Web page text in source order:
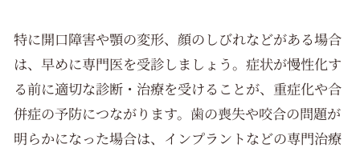
特に開口障害や顎の変形、顔のしびれなどがある場合
は、早めに専門医を受診しましょう。症状が慢性化す
る前に適切な診断・治療を受けることが、重症化や合
併症の予防につながります。歯の喪失や咬合の問題が
明らかになった場合は、インプラントなどの専門治療